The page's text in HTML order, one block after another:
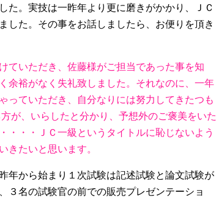
た。実技は一昨年より更に磨きがかかり、ＪＣ
した。その事をお話しましたら、お便りを頂き
ていただき、佐藤様がご担当であった事を知
余裕がなく失礼致しました。それなのに、一年
っていただき、自分なりには努力してきたつも
が、いらしたと分かり、予想外のご褒美をいた
・・・ＪＣ一級というタイトルに恥じないよう
きたいと思います。
年から始まり１次試験は記述試験と論文試験が
３名の試験官の前での販売プレゼンテーショ